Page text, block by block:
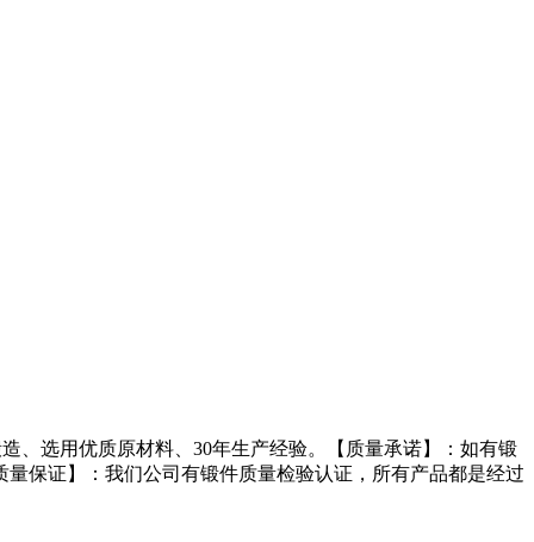
、选用优质原材料、30年生产经验。【质量承诺】：如有锻
保证】：我们公司有锻件质量检验认证，所有产品都是经过